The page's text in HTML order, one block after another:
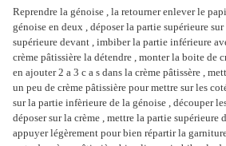
Reprendre la génoise , la retourner enlever le
génoise en deux , déposer la partie supérieure
supérieure devant , imbiber la partie inférieure
crème pâtissière la détendre , monter la boite de
en ajouter 2 a 3 c a s dans la crème pâtissère ,
un peu de crème pâtissière pour mettre sur les
sur la partie infèrieure de la génoise , découper
déposer sur la crème , mettre la partie supérieure
appuyer légèrement pour bien répartir la